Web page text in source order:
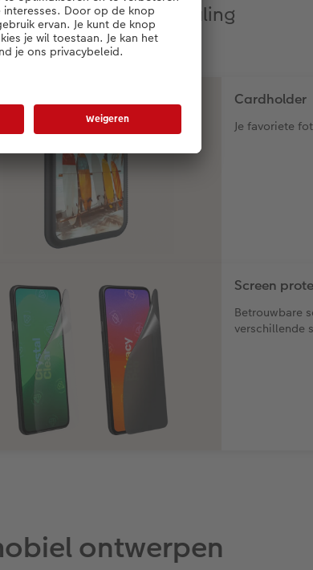
en uitstraling
Cardholder
Je favoriete
Screen
Betrouwbare
verschillende
ontwerpen